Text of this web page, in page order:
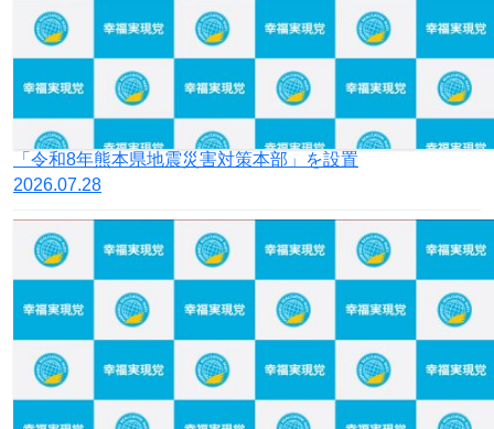
「令和8年熊本県地震災害対策本部」を設置
2026.07.28